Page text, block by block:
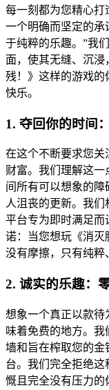
每一刻都为您精心打
一个明确而坚定的承
于纯粹的乐趣。”我
面，使其无缝、沉
残！》这样的游戏的
快乐。
1. 夺回你的时间
在这个不断要求您关
财富。我们理解这一
间所有可以想象的
人沮丧的更新。我
平台专为即时满足而
诺：当您想玩《消灭
没有摩擦，只有纯粹
2. 诚实的乐趣：
想象一个真正以款
味着免费的地方。
墙和旨在榨取您的金
台。我们完全拒绝
慨且完全没有压力的